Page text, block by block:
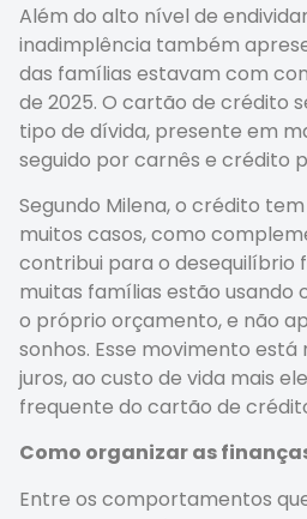
Além do alto nível de
inadimplência também
das famílias estavam com
de 2025. O cartão de crédito
tipo de dívida, presente em
seguido por carnês e crédito
Segundo Milena, o crédito
muitos casos, como
contribui para o desequilíbrio
muitas famílias estão
o próprio orçamento, e não
sonhos. Esse movimento
juros, ao custo de vida mais
frequente do cartão de
Como organizar as
Entre os comportamentos